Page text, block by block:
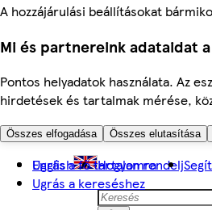
A hozzájárulási beállításokat
Mi és partnereink adataidat
Pontos helyadatok használata. Az
hirdetések és tartalmak mérése,
Összes elfogadása Összes elutasítása
Ugrás a fő tartalomra
Ugrás a kereséshez
English Hogyan rendelj